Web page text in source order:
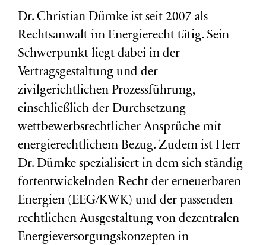
Dr. Christian Dümke ist seit 2007 als
Rechtsanwalt im Energierecht tätig. Sein
Schwerpunkt liegt dabei in der
Vertragsgestaltung und der
zivilgerichtlichen Prozessführung,
einschließlich der Durchsetzung
wettbewerbsrechtlicher Ansprüche mit
energierechtlichem Bezug. Zudem ist Herr
Dr. Dümke spezialisiert in dem sich ständig
fortentwickelnden Recht der erneuerbaren
Energien (EEG/KWK) und der passenden
rechtlichen Ausgestaltung von dezentralen
Energieversorgungskonzepten in